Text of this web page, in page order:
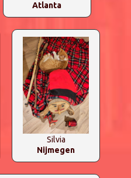
Atlanta
Silvia
Nijmegen